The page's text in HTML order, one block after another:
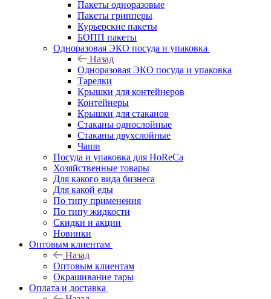
Пакеты одноразовые
Пакеты грипперы
Курьерские пакеты
БОПП пакеты
Одноразовая ЭКО посуда и упаковка
Назад
Одноразовая ЭКО посуда и упаковка
Тарелки
Крышки для контейнеров
Контейнеры
Крышки для стаканов
Стаканы однослойные
Стаканы двухслойные
Чаши
Посуда и упаковка для HoReCa
Хозяйственные товары
Для какого вида бизнеса
Для какой еды
По типу применения
По типу жидкости
Скидки и акции
Новинки
Оптовым клиентам
Назад
Оптовым клиентам
Окрашивание тары
Оплата и доставка